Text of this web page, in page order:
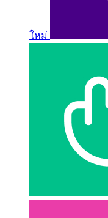
ใหม่